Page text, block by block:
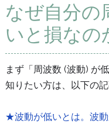
なぜ自分の
いと損なの
まず「周波数 (波動) が
知りたい方は、以下の記
★波動が低いとは。波